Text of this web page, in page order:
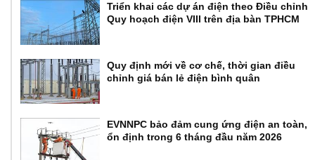
Triển khai các dự án điện theo Điều chỉnh
Quy hoạch điện VIII trên địa bàn TPHCM
Quy định mới về cơ chế, thời gian điều
chỉnh giá bán lẻ điện bình quân
EVNNPC bảo đảm cung ứng điện an toàn,
ổn định trong 6 tháng đầu năm 2026